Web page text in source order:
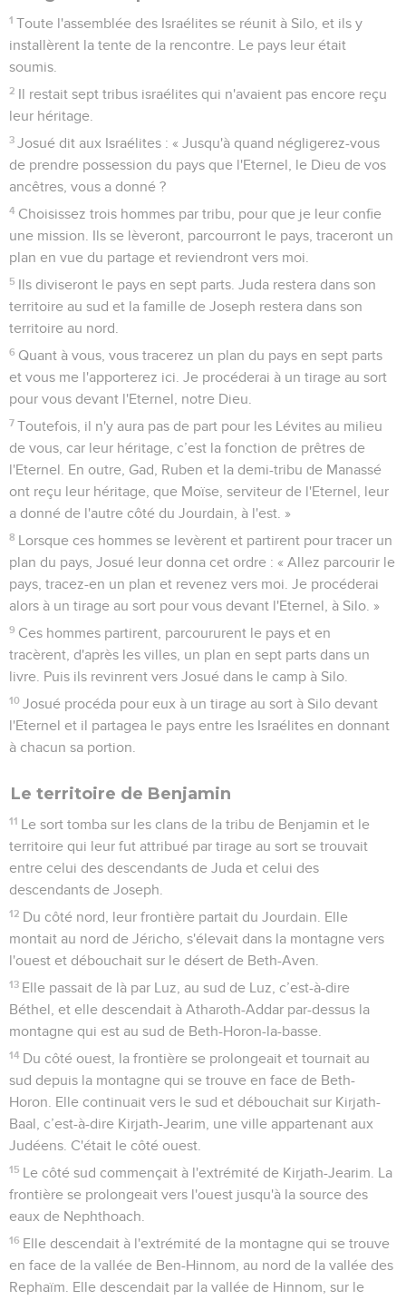
1 Toute l'assemblée des Israélites se réunit à Silo, et ils y
installèrent la tente de la rencontre. Le pays leur était
soumis.
2 Il restait sept tribus israélites qui n'avaient pas encore reçu
leur héritage.
3 Josué dit aux Israélites : « Jusqu'à quand négligerez-vous
de prendre possession du pays que l'Eternel, le Dieu de vos
ancêtres, vous a donné ?
4 Choisissez trois hommes par tribu, pour que je leur confie
une mission. Ils se lèveront, parcourront le pays, traceront un
plan en vue du partage et reviendront vers moi.
5 Ils diviseront le pays en sept parts. Juda restera dans son
territoire au sud et la famille de Joseph restera dans son
territoire au nord.
6 Quant à vous, vous tracerez un plan du pays en sept parts
et vous me l'apporterez ici. Je procéderai à un tirage au sort
pour vous devant l'Eternel, notre Dieu.
7 Toutefois, il n'y aura pas de part pour les Lévites au milieu
de vous, car leur héritage, c’est la fonction de prêtres de
l'Eternel. En outre, Gad, Ruben et la demi-tribu de Manassé
ont reçu leur héritage, que Moïse, serviteur de l'Eternel, leur
a donné de l'autre côté du Jourdain, à l'est. »
8 Lorsque ces hommes se levèrent et partirent pour tracer un
plan du pays, Josué leur donna cet ordre : « Allez parcourir le
pays, tracez-en un plan et revenez vers moi. Je procéderai
alors à un tirage au sort pour vous devant l'Eternel, à Silo. »
9 Ces hommes partirent, parcoururent le pays et en
tracèrent, d'après les villes, un plan en sept parts dans un
livre. Puis ils revinrent vers Josué dans le camp à Silo.
10 Josué procéda pour eux à un tirage au sort à Silo devant
l'Eternel et il partagea le pays entre les Israélites en donnant
à chacun sa portion.
Le territoire de Benjamin
11 Le sort tomba sur les clans de la tribu de Benjamin et le
territoire qui leur fut attribué par tirage au sort se trouvait
entre celui des descendants de Juda et celui des
descendants de Joseph.
12 Du côté nord, leur frontière partait du Jourdain. Elle
montait au nord de Jéricho, s'élevait dans la montagne vers
l'ouest et débouchait sur le désert de Beth-Aven.
13 Elle passait de là par Luz, au sud de Luz, c’est-à-dire
Béthel, et elle descendait à Atharoth-Addar par-dessus la
montagne qui est au sud de Beth-Horon-la-basse.
14 Du côté ouest, la frontière se prolongeait et tournait au
sud depuis la montagne qui se trouve en face de Beth-
Horon. Elle continuait vers le sud et débouchait sur Kirjath-
Baal, c’est-à-dire Kirjath-Jearim, une ville appartenant aux
Judéens. C'était le côté ouest.
15 Le côté sud commençait à l'extrémité de Kirjath-Jearim. La
frontière se prolongeait vers l'ouest jusqu'à la source des
eaux de Nephthoach.
16 Elle descendait à l'extrémité de la montagne qui se trouve
en face de la vallée de Ben-Hinnom, au nord de la vallée des
Rephaïm. Elle descendait par la vallée de Hinnom, sur le